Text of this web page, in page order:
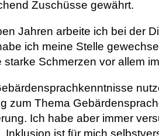
Zuschüsse gewährt.
Jahren arbeite ich bei der
ich meine Stelle
starke Schmerzen vor allem
zum Thema
Ich habe aber immer
Inklusion ist für mich